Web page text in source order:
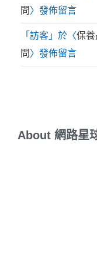
問〉發佈留言
「 訪客 」於〈保
問〉發佈留言
About 網路星